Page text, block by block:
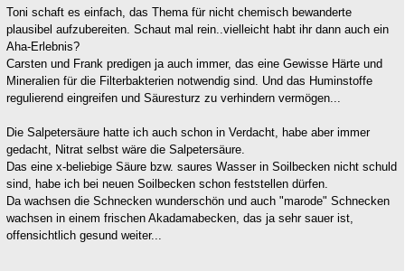
Toni schaft es einfach, das Thema für nicht chemisch bewanderte
plausibel aufzubereiten. Schaut mal rein..vielleicht habt ihr dann auch ein
Aha-Erlebnis?
Carsten und Frank predigen ja auch immer, das eine Gewisse Härte und
Mineralien für die Filterbakterien notwendig sind. Und das Huminstoffe
regulierend eingreifen und Säuresturz zu verhindern vermögen...
Die Salpetersäure hatte ich auch schon in Verdacht, habe aber immer
gedacht, Nitrat selbst wäre die Salpetersäure.
Das eine x-beliebige Säure bzw. saures Wasser in Soilbecken nicht schuld
sind, habe ich bei neuen Soilbecken schon feststellen dürfen.
Da wachsen die Schnecken wunderschön und auch "marode" Schnecken
wachsen in einem frischen Akadamabecken, das ja sehr sauer ist,
offensichtlich gesund weiter...